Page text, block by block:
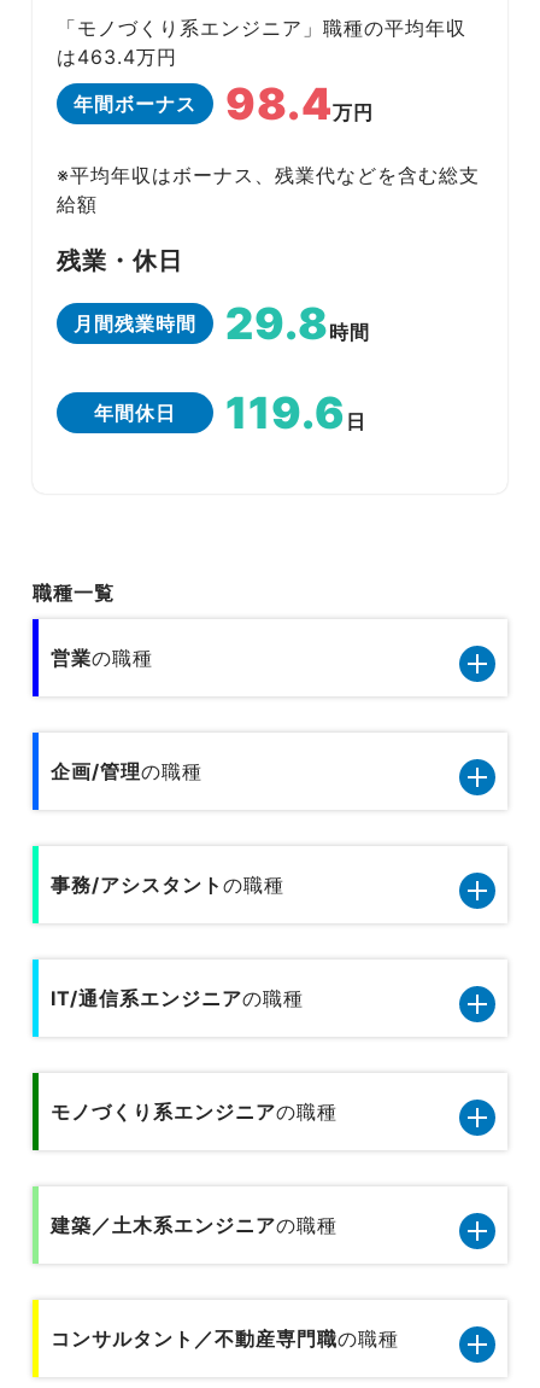
「モノづくり系エンジニア」職種の平均年収
は463.4万円
年間ボーナス
98.4万円
※平均年収はボーナス、残業代などを含む総支
給額
残業・休日
月間残業時間 29.8時間
年間休日 119.6 日
職種一覧
営業の職種
営業11職種のデータです
小売／外食の営業
旅行関連の営業
不動産営業／建設営業
専門商社の営業
金融業界の代理店営業
金融業界の法人営業
企画/管理の職種
企画管理13職種のデータです
内部監査
人事
経営企画／事業企画
貿易／国際業務
広報／PR／IR
事務/アシスタント の職種
事務/アシスタント9職種のデータです
一般事務
秘書／受付
企画事務
貿易事務
IT/通信系エンジニアの職種
IT/通信系エンジニア8職種のデータです
テクニカルサポート／ヘルプデスク
データベース／セキュリティエンジニア
Webエンジニア
モノづくり系エンジニアの職種
モノづくり系エンジニア5職種のデータです
品質管理／品質保証（モノづくり系)
機械設計／金型設計／光学設計
建築／土木系エンジニアの職種
建築／土木系エンジニア6職種のデータです
プラントエンジニア
コンサルタント／不動産専門職の職種